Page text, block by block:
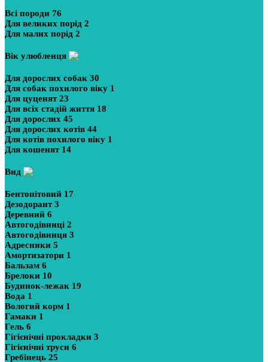
Всі породи 76
Для великих порід 2
Для малих порід 2
Вік улюбленця
Для дорослих собак 30
Для собак похилого віку 1
Для цуценят23
Для всіх стадій життя 18
Для дорослих 45
Для дорослих котів 44
Для котів похилого віку 1
Для кошенят 14
Вид
Бентонітовий 17
Дезодорант3
Деревний 6
Автогодівниці 2
Автогодівниця 3
Адресники 5
Амортизатори 1
Бальзам 6
Брелоки 10
Будинок-лежак 19
Вода 1
Вологий корм 1
Гамаки 1
Гель 6
Гігієнічні прокладки 3
Гігієнічні труси 6
Гребінець 25